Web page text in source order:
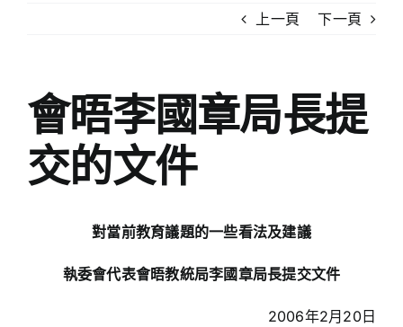
上一頁 下一頁
會晤李國章局長提
交的文件
對當前教育議題的一些看法及建議
執委會代表會晤教統局李國章局長提交文件
2006年2月20日